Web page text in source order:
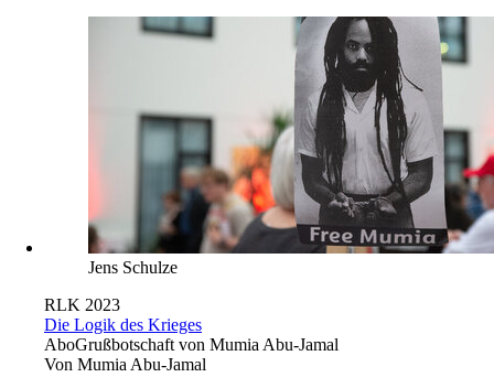
Jens Schulze
RLK 2023
Die Logik des Krieges
AboGrußbotschaft von Mumia Abu-Jamal
Von Mumia Abu-Jamal